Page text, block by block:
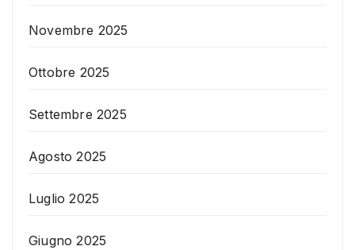
Novembre 2025
Ottobre 2025
Settembre 2025
Agosto 2025
Luglio 2025
Giugno 2025